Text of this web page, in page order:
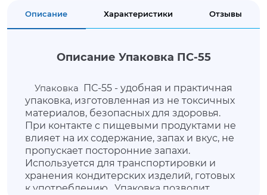
Описание Характеристики Отзывы
Описание Упаковка ПС-55
Упаковка ПС-55 - удобная и практичная
упаковка, изготовленная из не токсичных
материалов, безопасных для здоровья.
При контакте с пищевыми продуктами не
влияет на их содержание, запах и вкус, не
пропускает посторонние запахи.
Используется для транспортировки и
хранения кондитерских изделий, готовых
к употреблению. Упаковка позволит